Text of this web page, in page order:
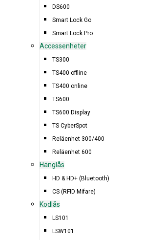
DS600
Smart Lock Go
Smart Lock Pro
Accessenheter
TS300
TS400 offline
TS400 online
TS600
TS600 Display
TS CyberSpot
Reläenhet 300/400
Reläenhet 600
Hänglås
HD & HD+ (Bluetooth)
CS (RFID Mifare)
Kodlås
LS101
LSW101